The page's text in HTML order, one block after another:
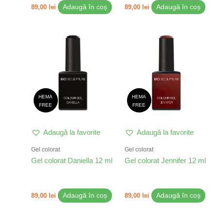
89,00 lei Adaugă în coș 89,00 lei Adaugă în coș
HEMA
FREE
Adaugă la favorite
Gel colorat
Gel colorat Daniella 12 ml
89,00 lei Adaugă în coș
HEMA
FREE
Adaugă la favorite
Gel colorat
Gel colorat Jennifer 12 ml
89,00 lei Adaugă în coș